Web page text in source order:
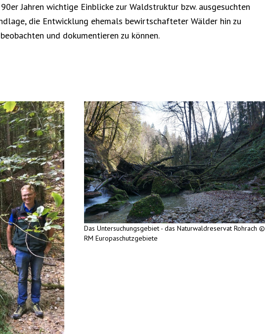
Jahren wichtige Einblicke zur Waldstruktur bzw. ausgesuchten
die Entwicklung ehemals bewirtschafteter Wälder hin zu
und dokumentieren zu können.
Das Untersuchungsgebiet - das Naturwaldreservat Rohrach ©
RM Europaschutzgebiete